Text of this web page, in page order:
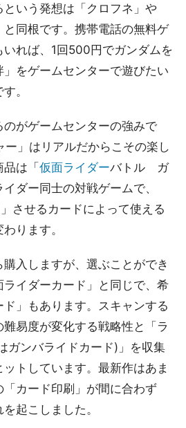
いう発想は「クロフネ」や
と同根です。携帯電話の無料ゲ
れば、1回500円でガンダムを
をゲームセンターで遊びたい
。
のがゲームセンターの強みで
」はリアルだからこその楽し
は「 仮面ライダーバトル ガ
ダー同士の対戦ゲームで、
させるカードによって使える
ります。
入しますが、選ぶことができ
イダーカード」と同じで、希
」もあります。スキャンする
易度が変化する戦略性と「ラ
ガンバライドカード)」を収集
トしています。最新作はあま
「カード印刷」が間に合わず
起こしました。